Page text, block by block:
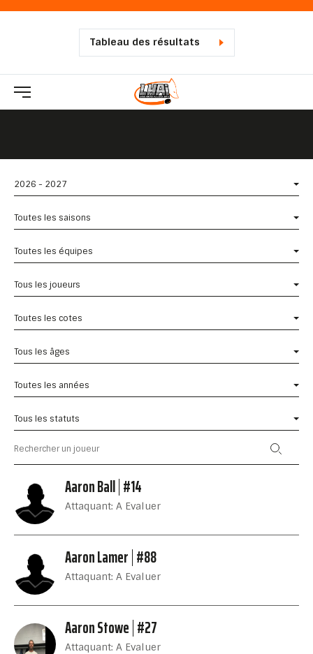
Tableau des résultats
2026 - 2027
Toutes les saisons
Toutes les équipes
Tous les joueurs
Toutes les cotes
Tous les âges
Toutes les années
Tous les statuts
Aaron Ball #14
Attaquant: A Evaluer
Aaron Lamer #88
Attaquant: A Evaluer
Aaron Stowe #27
Attaquant: A Evaluer